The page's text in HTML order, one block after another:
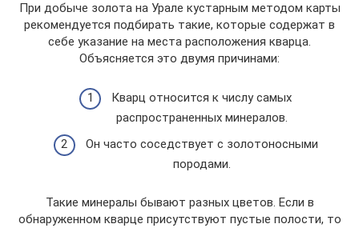
При добыче золота на Урале кустарным методом карты
рекомендуется подбирать такие, которые содержат в
себе указание на места расположения кварца.
Объясняется это двумя причинами:
Кварц относится к числу самых
распространенных минералов.
Он часто соседствует с золотоносными
породами.
Такие минералы бывают разных цветов. Если в
обнаруженном кварце присутствуют пустые полости, то